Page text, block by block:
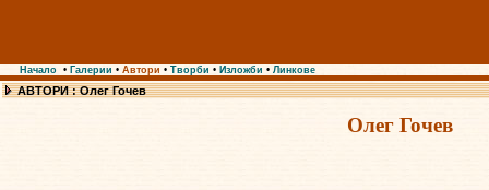
Начало • Галерии • Автори • Творби • Изложби • Линкове
АВТОРИ : Олег Гочев
Олег Гочев